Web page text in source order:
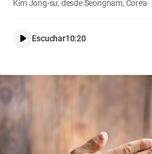
Kim Jong-su, desde Seongnam, Corea
Escuchar10:20